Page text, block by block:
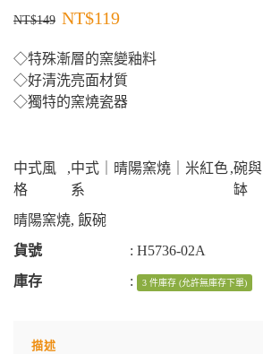
NT$149 NT$119
◇特殊漸層的窯變釉料
◇好清洗亮面材質
◇獨特的窯燒瓷器
中式風
格
,中式｜晴陽窯燒｜米紅色
系
,碗與
缽
晴陽窯燒, 飯碗
貨號
: H5736-02A
庫存
: 3 件庫存 (允許無庫存下單)
描述